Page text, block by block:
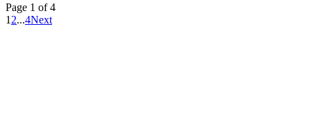
Page 1 of 4
1 2...4Next